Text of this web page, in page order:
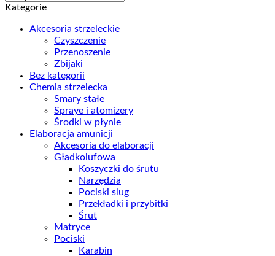
Kategorie
Akcesoria strzeleckie
Czyszczenie
Przenoszenie
Zbijaki
Bez kategorii
Chemia strzelecka
Smary stałe
Spraye i atomizery
Środki w płynie
Elaboracja amunicji
Akcesoria do elaboracji
Gładkolufowa
Koszyczki do śrutu
Narzędzia
Pociski slug
Przekładki i przybitki
Śrut
Matryce
Pociski
Karabin